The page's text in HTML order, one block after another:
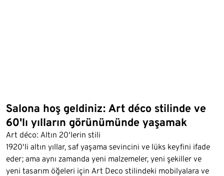
Salona hoş geldiniz: Art déco stilinde ve
60'lı yılların görünümünde yaşamak
Art déco: Altın 20'lerin stili
1920'li altın yıllar, saf yaşama sevincini ve lüks keyfini ifade
eder; ama aynı zamanda yeni malzemeler, yeni şekiller ve
yeni tasarım öğeleri için Art Deco stilindeki mobilyalara ve